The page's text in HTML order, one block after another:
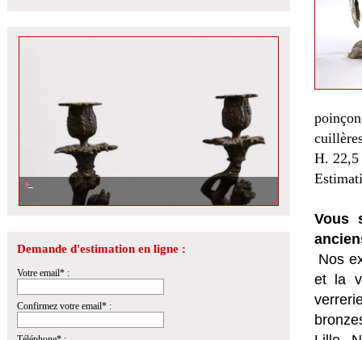
Demande d'estimation en ligne :
Votre email* :
Confirmez votre email* :
H. 22,5
Vous
Nos
et la